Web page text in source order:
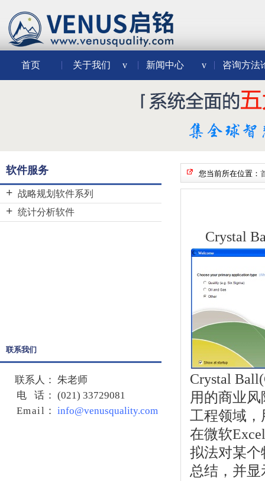
首页 关于我们 v 新闻中心 v 咨询方法
软件服务
战略规划软件系列
BSC Designer
统计分析软件
联系我们
联系人： 朱老师
电 话： (021) 33729081
Email ： info@venusquality.com
您当前所在位置：
Crystal
Crystal
用的商业
工程领域，
在微软
拟法对某
总结，并